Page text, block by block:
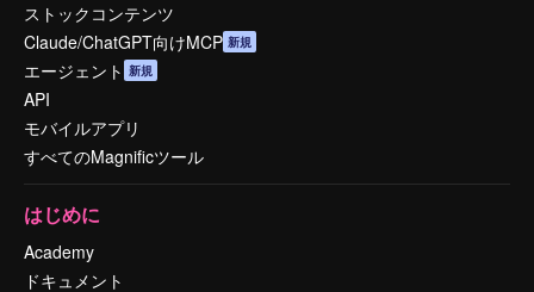
ストックコンテンツ
Claude/ChatGPT向けMCP 新規
エージェント 新規
API
モバイルアプリ
すべてのMagnificツール
はじめに
Academy
ドキュメント